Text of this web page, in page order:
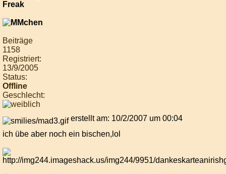
Beiträge
1158
Registriert:
13/9/2005
Status:
Offline
Geschlecht:
erstellt am: 10/2/2007 um 00:04
ich übe aber noch ein bischen,lol